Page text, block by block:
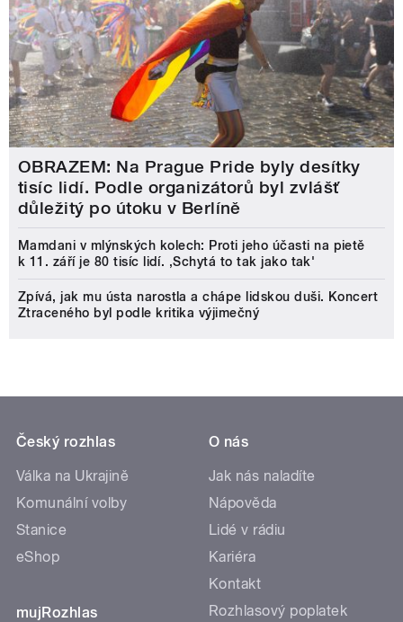
OBRAZEM: Na Prague Pride byly desítky
tisíc lidí. Podle organizátorů byl zvlášť
důležitý po útoku v Berlíně
Mamdani v mlýnských kolech: Proti jeho účasti na pietě
k 11. září je 80 tisíc lidí. ‚Schytá to tak jako tak'
Zpívá, jak mu ústa narostla a chápe lidskou duši. Koncert
Ztraceného byl podle kritika výjimečný
Český rozhlas
Válka na Ukrajině
Komunální volby
Stanice
eShop
mujRozhlas
O nás
Jak nás naladíte
Nápověda
Lidé v rádiu
Kariéra
Kontakt
Rozhlasový poplatek